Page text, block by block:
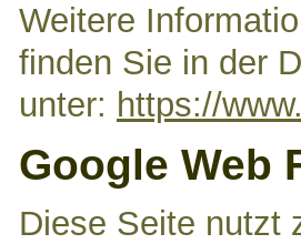
Weitere
finden Sie in der
unter: https://
Google Web
Diese Seite nutzt